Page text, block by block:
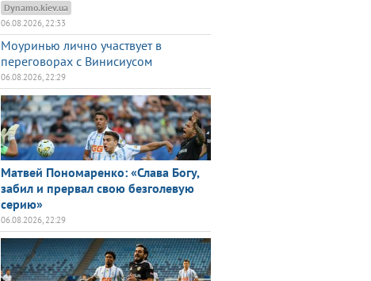
Dynamo.kiev.ua
06.08.2026, 22:33
Моуринью лично участвует в
переговорах с Винисиусом
06.08.2026, 22:29
Матвей Пономаренко: «Слава Богу,
забил и прервал свою безголевую
серию»
06.08.2026, 22:29